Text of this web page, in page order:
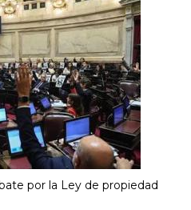
por la Ley de propiedad